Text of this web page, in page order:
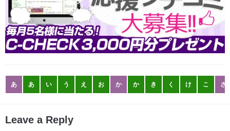
あ あ い う え お か か き く け こ さ
Leave a Reply